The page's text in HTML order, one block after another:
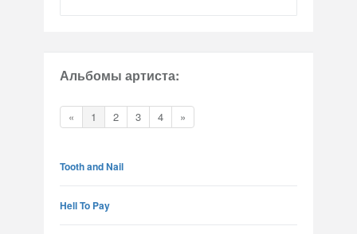
Альбомы артиста:
« 1 2 3 4 »
Tooth and Nail
Hell To Pay